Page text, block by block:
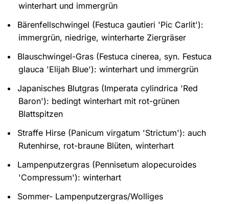
winterhart und immergrün
Bärenfellschwingel (Festuca gautieri 'Pic Carlit'):
immergrün, niedrige, winterharte Ziergräser
Blauschwingel-Gras (Festuca cinerea, syn. Festuca
glauca 'Elijah Blue'): winterhart und immergrün
Japanisches Blutgras (Imperata cylindrica 'Red
Baron'): bedingt winterhart mit rot-grünen
Blattspitzen
Straffe Hirse (Panicum virgatum 'Strictum'): auch
Rutenhirse, rot-braune Blüten, winterhart
Lampenputzergras (Pennisetum alopecuroides
'Compressum'): winterhart
Sommer- Lampenputzergras/Wolliges